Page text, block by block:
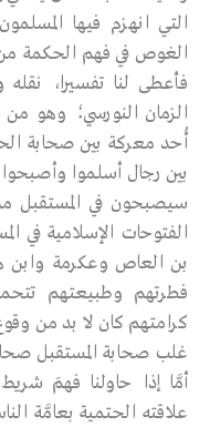
التي انهزم فيها
الغوص في فهم الحكمة من
فأعطى لنا تفسيرا،
الزمان النورسي؛ وهو
أُحد معركة بين صحابة
بين رجال أسلموا
سيصبحون في المستقبل
الفتوحات الإسلامية في
بن العاص وعكرمة وابن
فطرتهم وطبيعتهم
كرامتهم كان لا بد من
غلب صحابة المستقبل
أمَّا إذا حاولنا فهمَ
علاقته الحتمية بعامَّة